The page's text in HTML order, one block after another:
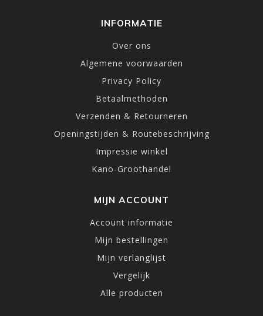
INFORMATIE
Over ons
Algemene voorwaarden
Privacy Policy
Betaalmethoden
Verzenden & Retourneren
Openingstijden & Routebeschrijving
Impressie winkel
Kano-Groothandel
MIJN ACCOUNT
Account informatie
Mijn bestellingen
Mijn verlanglijst
Vergelijk
Alle producten